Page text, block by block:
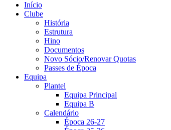
Início
Clube
História
Estrutura
Hino
Documentos
Novo Sócio/Renovar Quotas
Passes de Época
Equipa
Plantel
Equipa Principal
Equipa B
Calendário
Época 26-27